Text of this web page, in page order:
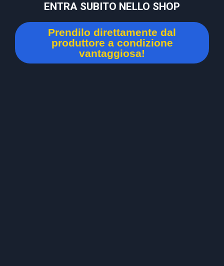
ENTRA SUBITO NELLO SHOP
Prendilo direttamente dal
produttore a condizione
vantaggiosa!